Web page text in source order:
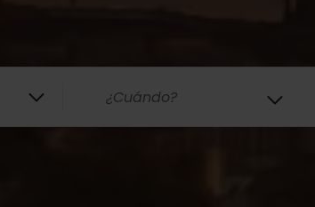
¿Cuándo?